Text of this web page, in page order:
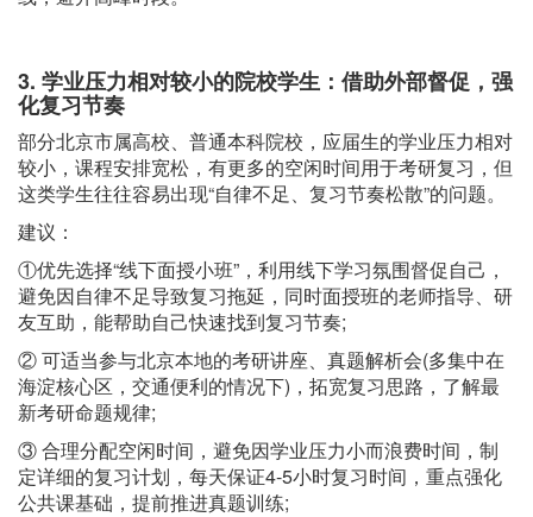
3. 学业压力相对较小的院校学生：借助外部督促，强
化复习节奏
部分北京市属高校、普通本科院校，应届生的学业压力相对
较小，课程安排宽松，有更多的空闲时间用于考研复习，但
这类学生往往容易出现“自律不足、复习节奏松散”的问题。
建议：
①优先选择“线下面授小班”，利用线下学习氛围督促自己，
避免因自律不足导致复习拖延，同时面授班的老师指导、研
友互助，能帮助自己快速找到复习节奏;
② 可适当参与北京本地的考研讲座、真题解析会(多集中在
海淀核心区，交通便利的情况下)，拓宽复习思路，了解最
新考研命题规律;
③ 合理分配空闲时间，避免因学业压力小而浪费时间，制
定详细的复习计划，每天保证4-5小时复习时间，重点强化
公共课基础，提前推进真题训练;